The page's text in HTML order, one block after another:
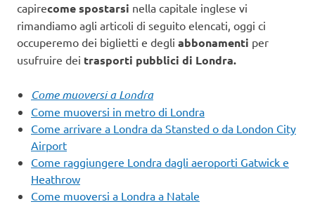
capirecome spostarsi nella capitale inglese vi
rimandiamo agli articoli di seguito elencati, oggi ci
occuperemo dei biglietti e degli abbonamenti per
usufruire dei trasporti pubblici di Londra.
Come muoversi a Londra
Come muoversi in metro di Londra
Come arrivare a Londra da Stansted o da London City
Airport
Come raggiungere Londra dagli aeroporti Gatwick e
Heathrow
Come muoversi a Londra a Natale